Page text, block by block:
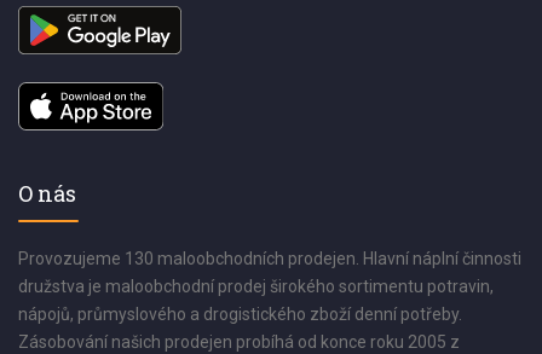
O nás
Provozujeme 130 maloobchodních prodejen. Hlavní náplní činnosti
družstva je maloobchodní prodej širokého sortimentu potravin,
nápojů, průmyslového a drogistického zboží denní potřeby.
Zásobování našich prodejen probíhá od konce roku 2005 z